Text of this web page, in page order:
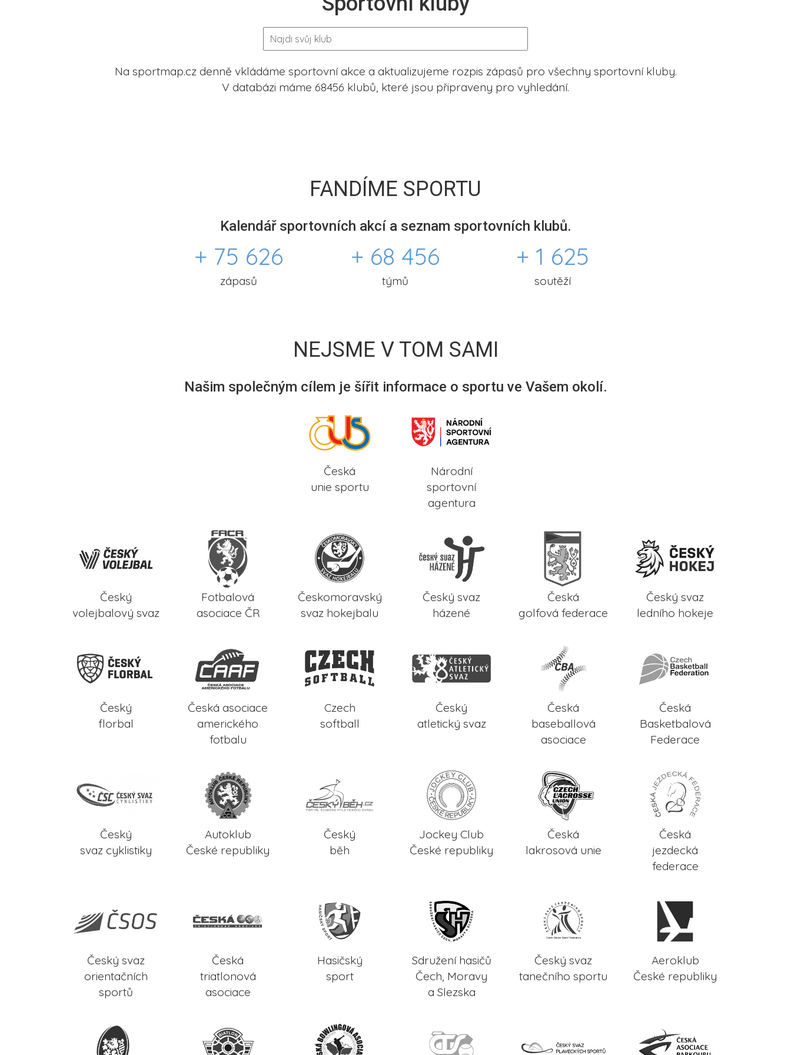
Na sportmap.cz denně vkládáme sportovní akce a aktualizujeme rozpis zápasů pro všechny sportovní kluby.
V databázi máme 68456 klubů, které jsou připraveny pro vyhledání.
FANDÍME SPORTU
Kalendář sportovních akcí a seznam sportovních klubů.
+ 75 626
zápasů
+ 68 456
týmů
+ 1 625
soutěží
NEJSME V TOM SAMI
Našim společným cílem je šířit informace o sportu ve Vašem okolí.
Česká
unie sportu
Národní
sportovní
agentura
Český
volejbalový svaz
Fotbalová
asociace ČR
Českomoravský
svaz hokejbalu
Český svaz
házené
Česká
golfová federace
Český svaz
ledního hokeje
Český
florbal
Česká asociace
amerického
fotbalu
Czech
softball
Český
atletický svaz
Česká
baseballová
asociace
Česká
Basketbalová
Federace
Český
svaz cyklistiky
Autoklub
České republiky
Český
běh
Jockey Club
České republiky
Česká
lakrosová unie
Česká
jezdecká
federace
Český svaz
orientačních
sportů
Česká
triatlonová
asociace
Hasičský
sport
Sdružení hasičů
Čech, Moravy
a Slezska
Český svaz
tanečního sportu
Aeroklub
České republiky